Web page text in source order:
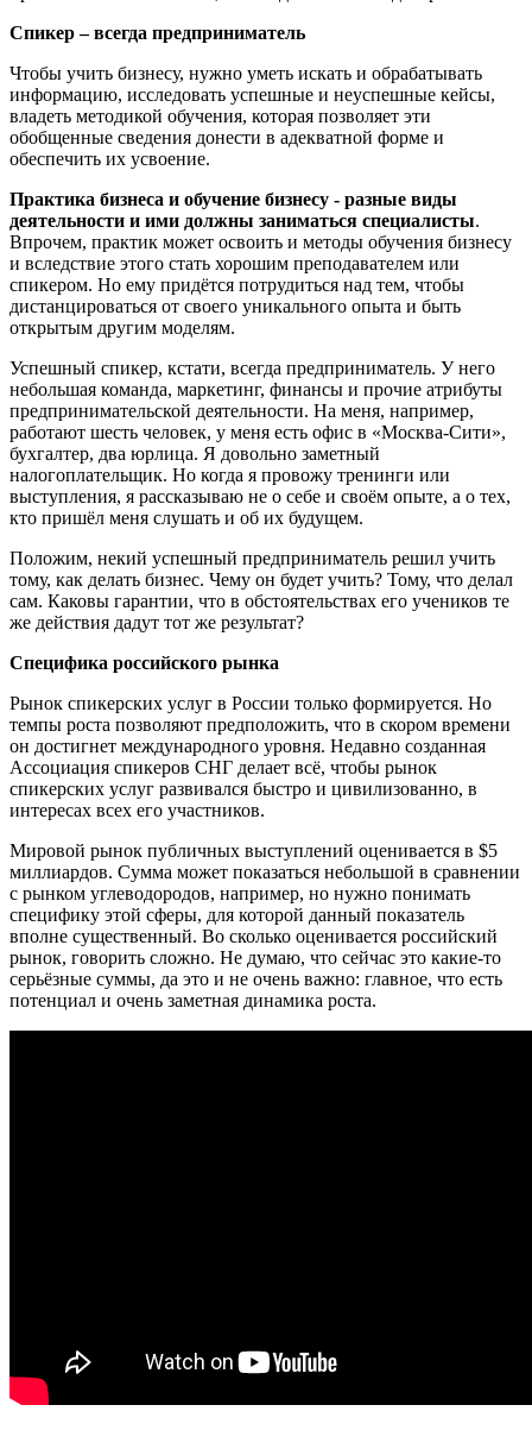
Спикер – всегда предприниматель
Чтобы учить бизнесу, нужно уметь искать и обрабатывать
информацию, исследовать успешные и неуспешные кейсы,
владеть методикой обучения, которая позволяет эти
обобщенные сведения донести в адекватной форме и
обеспечить их усвоение.
Практика бизнеса и обучение бизнесу - разные виды
деятельности и ими должны заниматься специалисты.
Впрочем, практик может освоить и методы обучения бизнесу
и вследствие этого стать хорошим преподавателем или
спикером. Но ему придётся потрудиться над тем, чтобы
дистанцироваться от своего уникального опыта и быть
открытым другим моделям.
Успешный спикер, кстати, всегда предприниматель. У него
небольшая команда, маркетинг, финансы и прочие атрибуты
предпринимательской деятельности. На меня, например,
работают шесть человек, у меня есть офис в «Москва-Сити»,
бухгалтер, два юрлица. Я довольно заметный
налогоплательщик. Но когда я провожу тренинги или
выступления, я рассказываю не о себе и своём опыте, а о тех,
кто пришёл меня слушать и об их будущем.
Положим, некий успешный предприниматель решил учить
тому, как делать бизнес. Чему он будет учить? Тому, что делал
сам. Каковы гарантии, что в обстоятельствах его учеников те
же действия дадут тот же результат?
Специфика российского рынка
Рынок спикерских услуг в России только формируется. Но
темпы роста позволяют предположить, что в скором времени
он достигнет международного уровня. Недавно созданная
Ассоциация спикеров СНГ делает всё, чтобы рынок
спикерских услуг развивался быстро и цивилизованно, в
интересах всех его участников.
Мировой рынок публичных выступлений оценивается в $5
миллиардов. Сумма может показаться небольшой в сравнении
с рынком углеводородов, например, но нужно понимать
специфику этой сферы, для которой данный показатель
вполне существенный. Во сколько оценивается российский
рынок, говорить сложно. Не думаю, что сейчас это какие-то
серьёзные суммы, да это и не очень важно: главное, что есть
потенциал и очень заметная динамика роста.